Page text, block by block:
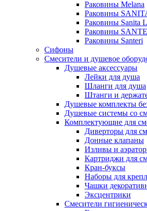
Раковины Melana
Раковины
Раковины Sanita
Раковины
Раковины Santeri
Сифоны
Смесители и душевое
Душевые аксессуары
Лейки для душа
Шланги для душа
Штанги и
Душевые комплекты
Душевые системы со
Комплектующие для
Диверторы для
Донные клапаны
Изливы и
Картриджи для
Кран-буксы
Наборы для
Чашки
Эксцентрики
Смесители